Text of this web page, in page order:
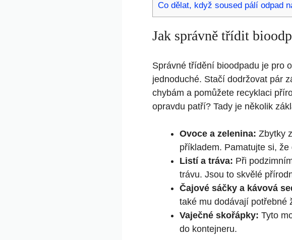
Co dělat, když soused pálí odpad
Jak správně třídit
Správné třídění bioodpadu je pro
jednoduché. Stačí dodržovat pár
chybám a pomůžete recyklaci
opravdu patří? Tady je několik
Ovoce a zelenina: Zbytky
příkladem. Pamatujte si,
Listí a tráva: Při
trávu. Jsou to skvělé
Čajové sáčky a kávová
také mu dodávají potřebné
Vaječné skořápky: Tyto
do kontejneru.